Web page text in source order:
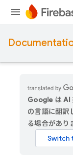
Google は AI
の言語に翻訳
る場合があり